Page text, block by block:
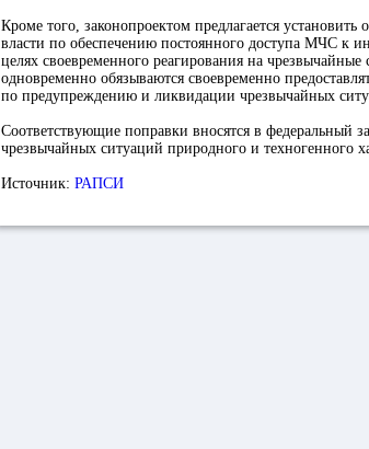
Кроме того, законопроектом предлагается
власти по обеспечению постоянного доступа МЧС к
целях своевременного реагирования на
одновременно обязываются своевременно
по предупреждению и ликвидации чрезвычайных
Соответствующие поправки вносятся в федеральный
чрезвычайных ситуаций природного и техногенного
Источник: РАПСИ